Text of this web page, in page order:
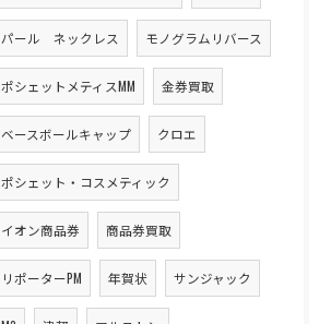
パール ネックレス モノグラムリバース
ポシェットメティスMM 金券買取
ベースボールキャップ クロエ
ポシェット・コスメティック
イオン商品券 商品券買取
リポーターPM 年賀状 サンジャック